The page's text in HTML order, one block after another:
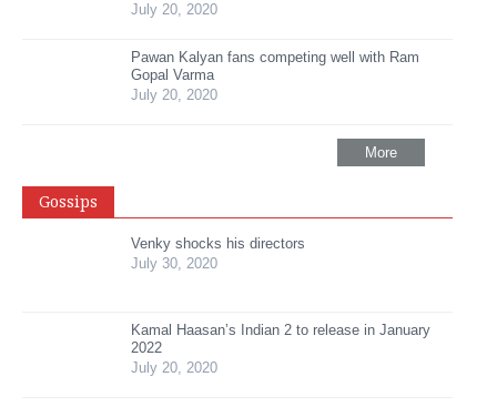
July 20, 2020
Pawan Kalyan fans competing well with Ram
Gopal Varma
July 20, 2020
More
Gossips
Venky shocks his directors
July 30, 2020
Kamal Haasan’s Indian 2 to release in January
2022
July 20, 2020